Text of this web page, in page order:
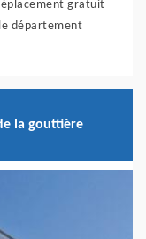
gratuit
département
la gouttière